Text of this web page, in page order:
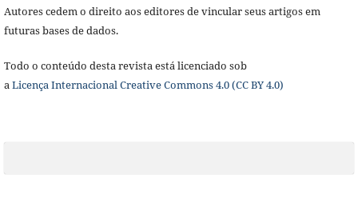
Autores cedem o direito aos editores de vincular seus artigos em
futuras bases de dados.
Todo o conteúdo desta revista está licenciado sob
aLicençaInternacional Creative Commons 4.0 (CC BY 4.0)